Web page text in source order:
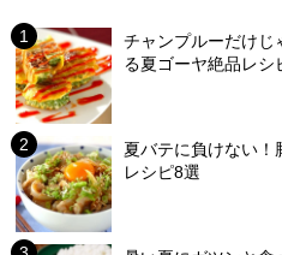
チャンプルーだけじ
る夏ゴーヤ絶品レシ
夏バテに負けない！
レシピ8選